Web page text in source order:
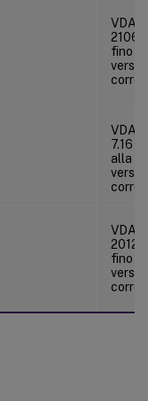
VDA
2106
fino
VDA
7.16
alla
VDA
2012
fino